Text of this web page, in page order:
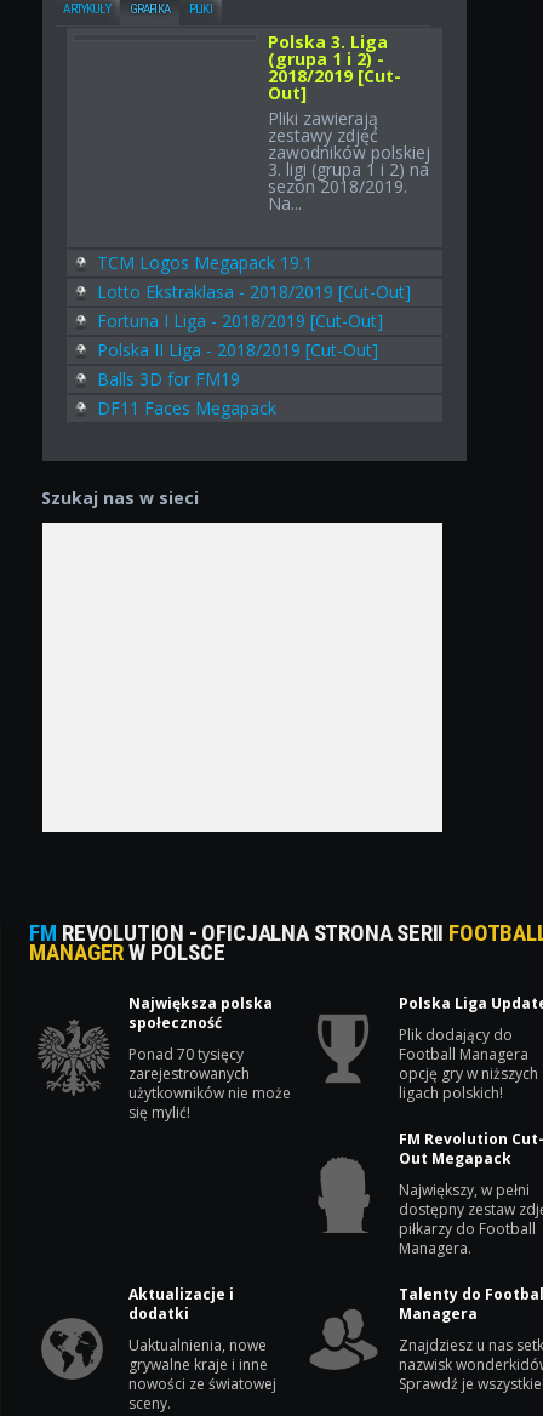
ARTYKUŁY GRAFIKA PLIKI
Polska 3. Liga
(grupa 1 i 2) -
2018/2019 [Cut-
Out]
Pliki zawierają
zestawy zdjęć
zawodników polskiej
3. ligi (grupa 1 i 2) na
sezon 2018/2019.
Na...
TCM Logos Megapack 19.1
Lotto Ekstraklasa - 2018/2019 [Cut-Out]
Fortuna I Liga - 2018/2019 [Cut-Out]
Polska II Liga - 2018/2019 [Cut-Out]
Balls 3D for FM19
DF11 Faces Megapack
Szukaj nas w sieci
FM REVOLUTION - OFICJALNA STRONA SERII
MANAGERW POLSCE
Największa polska
społeczność
Ponad 70 tysięcy
zarejestrowanych
użytkowników nie może
się mylić!
Polska Liga
Plik dodający do
Football Managera
opcję gry w niższych
ligach polskich!
FM Revolution
Out Megapack
Największy, w pełni
dostępny zestaw
piłkarzy do Football
Managera.
Aktualizacje i
dodatki
Uaktualnienia, nowe
grywalne kraje i inne
nowości ze światowej
sceny.
Talenty do
Managera
Znajdziesz u nas
nazwisk
Sprawdź je